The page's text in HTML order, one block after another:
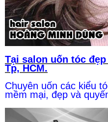
Tại salon uốn tóc
Tp, HCM.
Chuyên uốn các kiểu
mềm mại, đẹp và